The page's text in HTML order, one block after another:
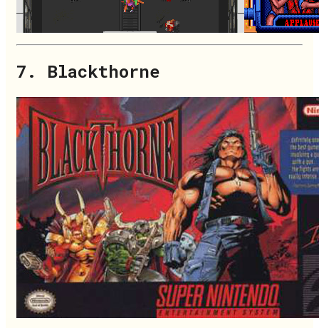
7. Blackthorne